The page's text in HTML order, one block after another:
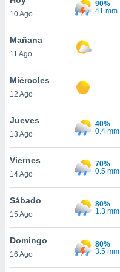
y
en
más
de
cookies
10 Ago
90%
41 mm
Mañana
11 Ago
Miércoles
12 Ago
Jueves
13 Ago
40%
0.4 mm
Viernes
14 Ago
70%
0.5 mm
Sábado
15 Ago
80%
1.3 mm
Domingo
16 Ago
80%
3.5 mm